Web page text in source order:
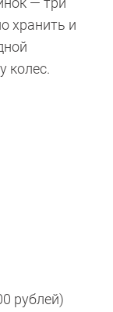
хранить и
колес.
рублей)